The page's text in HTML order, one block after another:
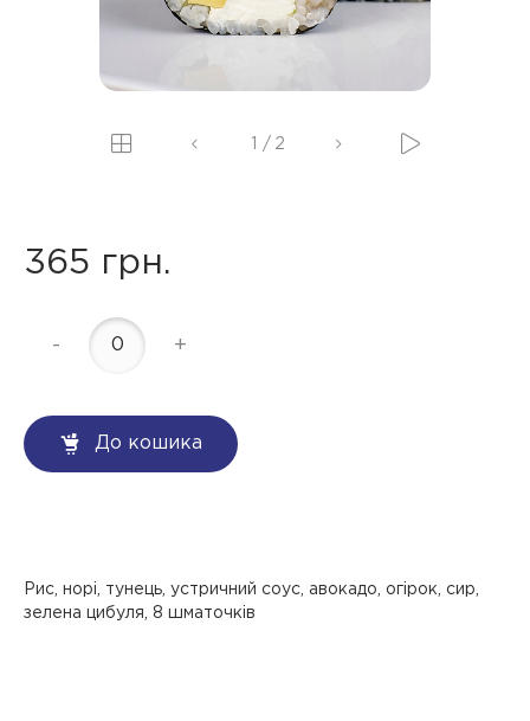
/ 2
365 грн.
- +
До кошика
Рис, норі, тунець, устричний соус, авокадо, огірок, сир,
зелена цибуля, 8 шматочків